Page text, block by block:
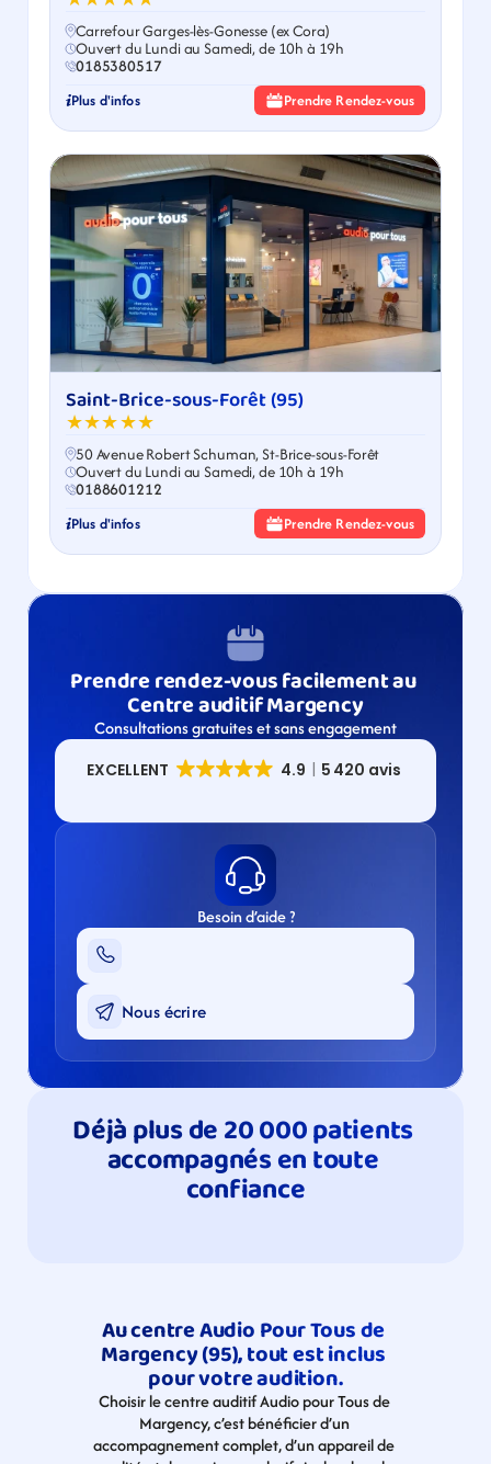
Carrefour Garges-lès-Gonesse (ex Cora)
Ouvert du Lundi au Samedi, de 10h à 19h
0185380517
Plus d'infos Prendre Rendez-vous
Saint-Brice-sous-Forêt (95)
★★★★★
50 Avenue Robert Schuman, St-Brice-sous-Forêt
Ouvert du Lundi au Samedi, de 10h à 19h
0188601212
Plus d'infos Prendre Rendez-vous
Prendre rendez-vous facilement au
Centre auditif Margency
Consultations gratuites et sans engagement
Besoin d’aide ?
Nous écrire
Déjà plus de 20 000 patients
accompagnés en toute
confiance
Au centre Audio Pour Tous de
Margency (95), tout est inclus
pour votre audition.
Choisir le centre auditif Audio pour Tous de
Margency, c’est bénéficier d’un
accompagnement complet, d’un appareil de